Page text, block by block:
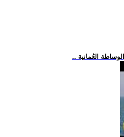
العُمانية